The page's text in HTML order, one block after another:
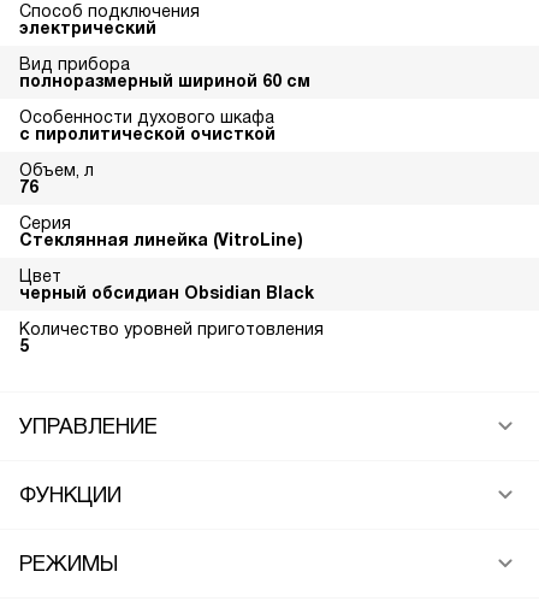
Способ подключения
электрический
Вид прибора
полноразмерный шириной 60 см
Особенности духового шкафа
с пиролитической очисткой
Объем, л
76
Серия
Стеклянная линейка (VitroLine)
Цвет
черный обсидиан Obsidian Black
Количество уровней приготовления
5
УПРАВЛЕНИЕ
ФУНКЦИИ
РЕЖИМЫ